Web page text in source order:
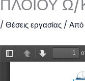
ΠΛΟΙΟΥ Ω/
/Θέσεις εργασίας /